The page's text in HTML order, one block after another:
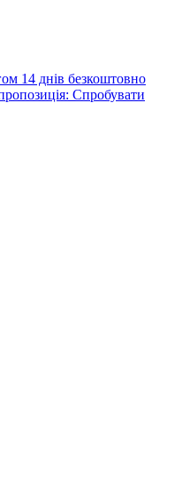
14 днів безкоштовно
Спробувати